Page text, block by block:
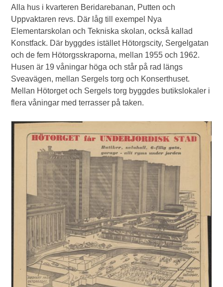
Alla hus i kvarteren Beridarebanan, Putten och
Uppvaktaren revs. Där låg till exempel Nya
Elementarskolan och Tekniska skolan, också kallad
Konstfack. Där byggdes istället Hötorgscity, Sergelgatan
och de fem Hötorgsskraporna, mellan 1955 och 1962.
Husen är 19 våningar höga och står på rad längs
Sveavägen, mellan Sergels torg och Konserthuset.
Mellan Hötorget och Sergels torg byggdes butikslokaler i
flera våningar med terrasser på taken.